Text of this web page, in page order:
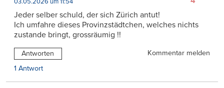
Jeder selber schuld, der sich Zürich antut!
Ich umfahre dieses Provinzstädtchen, welches nichts
zustande bringt, grossräumig !!
Antworten
Kommentar melden
1 Antwort